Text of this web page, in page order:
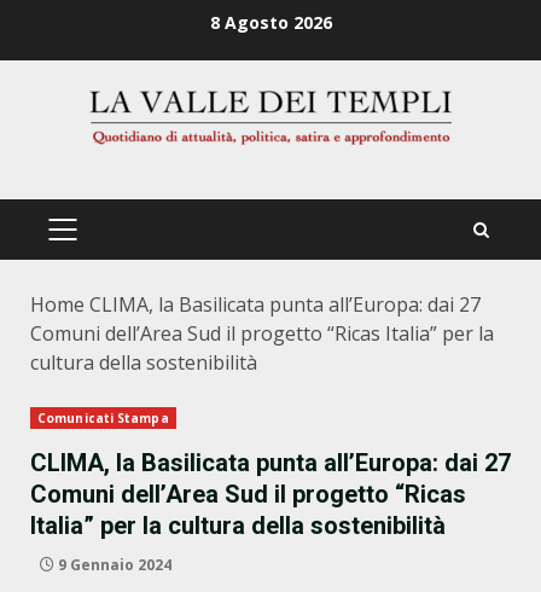
8 Agosto 2026
PRIMÄRES
Home CLIMA, la Basilicata punta all’Europa: dai 27
Comuni dell’Area Sud il progetto “Ricas Italia” per la
cultura della sostenibilità
Comunicati Stampa
CLIMA, la Basilicata punta all’Europa: dai 27
Comuni dell’Area Sud il progetto “Ricas
Italia” per la cultura della sostenibilità
9 Gennaio 2024